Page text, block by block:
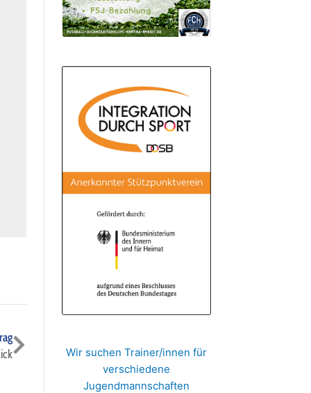
Nächster
Wir suchen Trainer/innen für
verschiedene
Jugendmannschaften